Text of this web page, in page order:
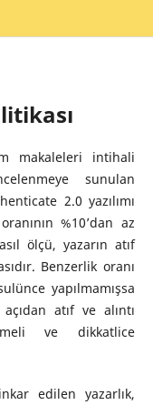
makaleleri intihali
sunulan
2.0 yazılımı
%10’dan az
ölçü, yazarın atıf
Benzerlik oranı
yapılmamışsa
atıf ve alıntı
ve dikkatlice
edilen yazarlık,